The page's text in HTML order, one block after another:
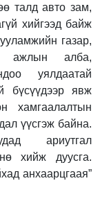
талд авто зам,
хийгээд байж
газар,
ажлын алба,
уялдаатай
бүсүүдээр явж
хамгаалалтын
үүсгэж байна.
ариутгал
хийж дуусга.
анхаарцгаая”